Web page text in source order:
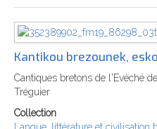
Recherche avancée
Kantikou brezounek,
Cantiques bretons de l'Evéché
Tréguier
Collection